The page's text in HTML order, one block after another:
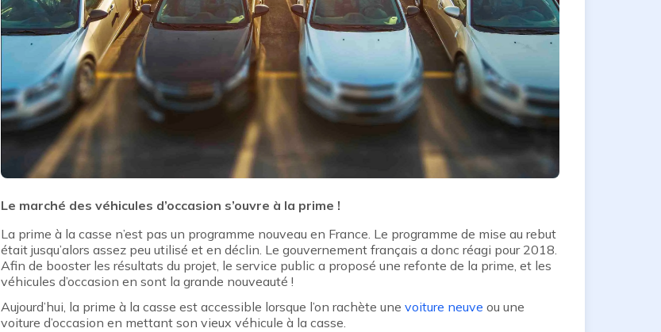
Le marché des véhicules d’occasion s’ouvre à la prime !
La prime à la casse n’est pas un programme nouveau en France. Le programme de mise au rebut
était jusqu’alors assez peu utilisé et en déclin. Le gouvernement français a donc réagi pour 2018.
Afin de booster les résultats du projet, le service public a proposé une refonte de la prime, et les
véhicules d’occasion en sont la grande nouveauté !
Aujourd’hui, la prime à la casse est accessible lorsque l’on rachète une voiture neuve ou une
voiture d’occasion en mettant son vieux véhicule à la casse.